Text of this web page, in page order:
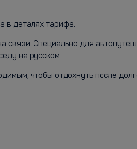
в деталях тарифа.
связи. Специально для
на русском.
чтобы отдохнуть после